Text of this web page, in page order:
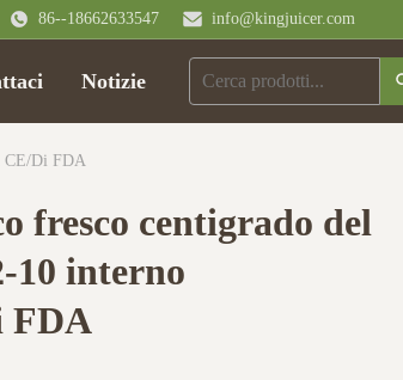
86--18662633547 info@kingjuicer.com
Notizie
CE/di FDA
fresco centigrado del
10 interno
FDA